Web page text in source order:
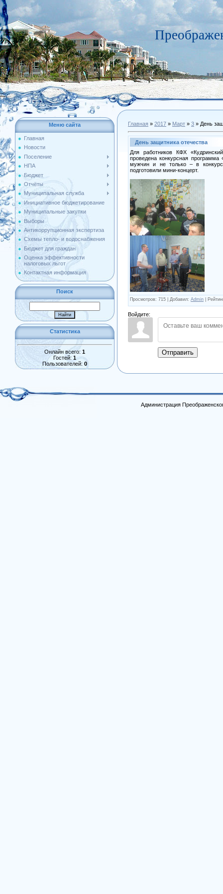
Меню сайта
Главная
Новости
Поселение
НПА
Бюджет
Отчёты
Муниципальная служба
Инициативное бюджетирование
Муниципальные закупки
Выборы
Антикоррупционная экспертиза
Схемы тепло- и водоснабжения
Бюджет для граждан
Оценка эффективности
налоговых льгот
Контактная информация
Поиск
Статистика
Онлайн всего: 1
Гостей: 1
Пользователей: 0
Главная » 2017 » Март » 3 » День
День защитника отечества
Для работников КФХ
проведена конкурсная
мужчин и не только – в
подготовили мини-концерт.
Просмотров: 715 Добавил: Admin
Войдите:
Отправить
Администрация